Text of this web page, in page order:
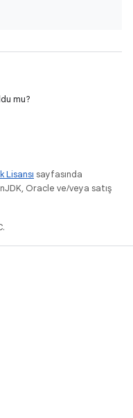
mu?
Lisansı sayfasında
Oracle ve/veya satış